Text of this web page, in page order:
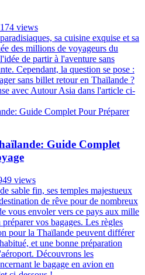
views
découverte du charme du Vietnam,
riche, une culture vibrante, des
cuisine délicieuse. Avec pas moins
mondial de l'UNESCO, le Vietnam
impressionnantes, des
vénérés. Alors, quand partir au
période pour voyage au Vietnam ?
Sans Billet Retour En
views
sa cuisine exquise et sa
des millions de voyageurs du
de partir à l'aventure sans
Cependant, la question se pose :
sans billet retour en Thaïlande ?
avec Autour Asia dans l'article ci-